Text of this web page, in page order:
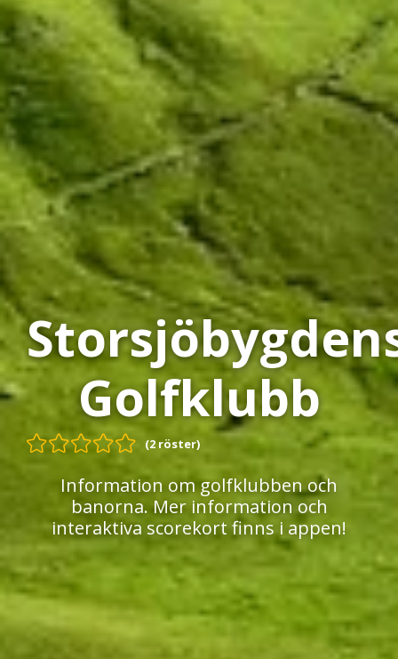
Golfklubb
(2 röster)
Information om golfklubben och
banorna. Mer information och
interaktiva scorekort finns i appen!